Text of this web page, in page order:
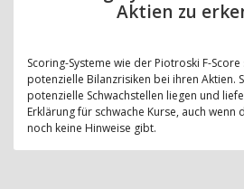
Aktien zu
Scoring-Systeme wie der Piotroski F-
potenzielle Bilanzrisiken bei ihren Aktien.
potenzielle Schwachstellen liegen und
Erklärung für schwache Kurse, auch wenn
noch keine Hinweise gibt.